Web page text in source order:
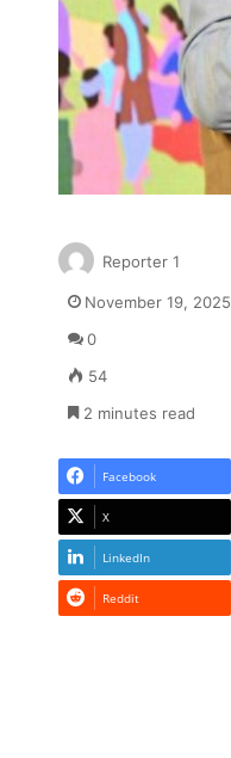
Reporter 1
November 19, 2025
0
54
2 minutes read
Facebook
X
LinkedIn
Reddit